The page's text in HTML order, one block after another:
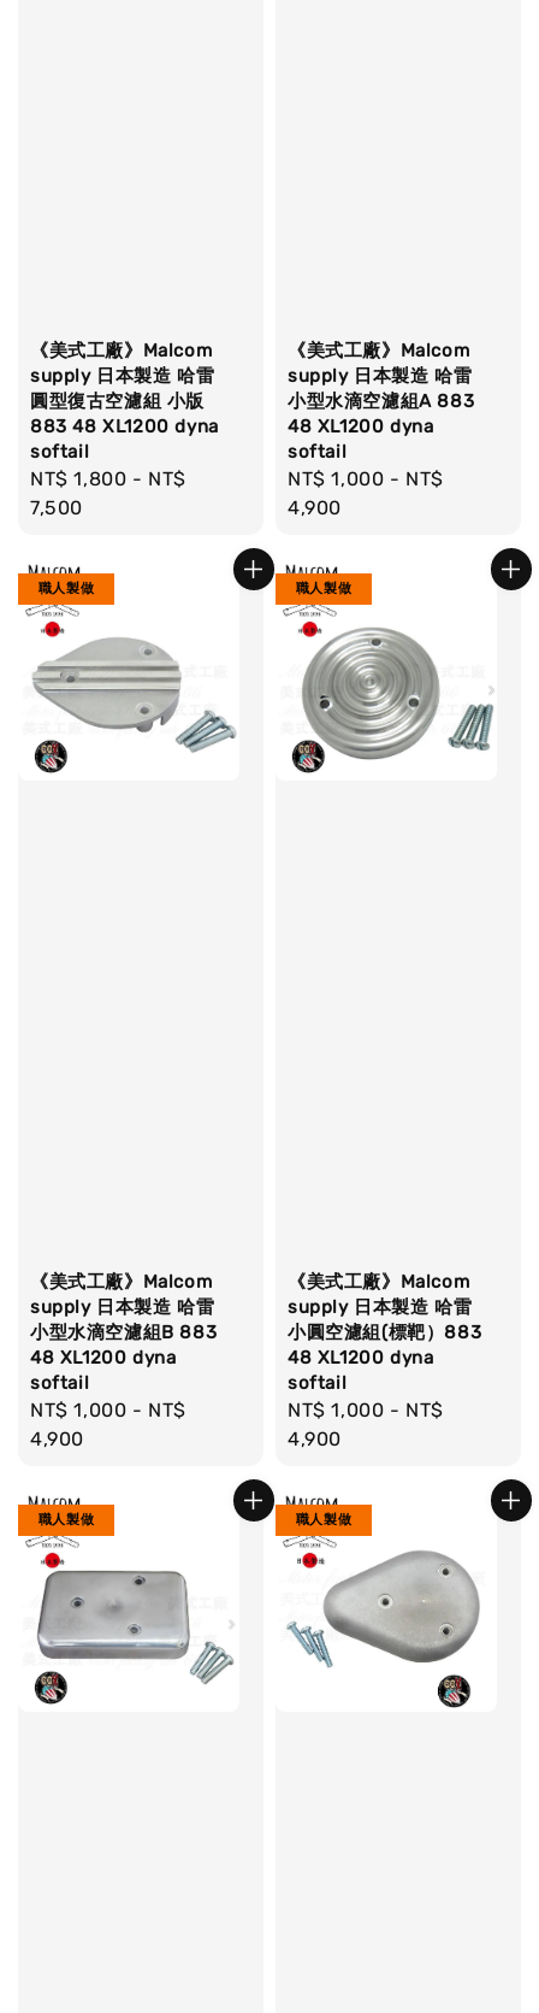
《美式工廠》Malcom
supply 日本製造 哈雷
圓型復古空濾組 小版
883 48 XL1200 dyna
softail
Regular
price
NT$ 1,800 - NT$
7,500
《美式工廠》Malcom
supply 日本製造 哈雷
小型水滴空濾組A 883
48 XL1200 dyna
softail
Regular
price
NT$ 1,000 - NT$
4,900
職人製做
《美式工廠》Malcom
supply 日本製造 哈雷
小型水滴空濾組B 883
48 XL1200 dyna
softail
Regular
price
NT$ 1,000 - NT$
4,900
職人製做
《美式工廠》Malcom
supply 日本製造 哈雷
小圓空濾組(標靶）883
48 XL1200 dyna
softail
Regular
price
NT$ 1,000 - NT$
4,900
職人製做 職人製做